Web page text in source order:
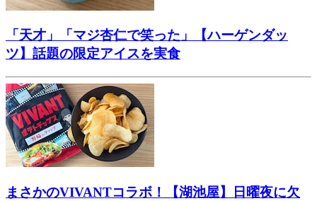
「天才」「マジ杏仁で笑った」【ハーゲンダッ
ツ】話題の限定アイスを実食
まさかのVIVANTコラボ！【湖池屋】日曜夜に欠